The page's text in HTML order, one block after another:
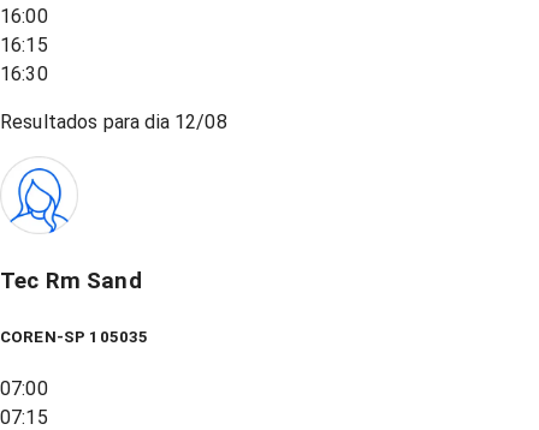
16:00
16:15
16:30
Resultados para dia 12/08
Tec Rm Sand
COREN-SP 105035
07:00
07:15